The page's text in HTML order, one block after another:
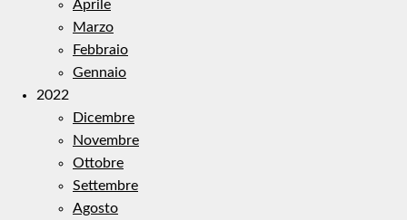
Aprile
Marzo
Febbraio
Gennaio
2022
Dicembre
Novembre
Ottobre
Settembre
Agosto